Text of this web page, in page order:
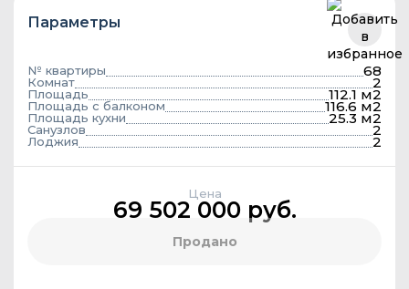
Параметры
№ квартиры 68
Комнат 2
Площадь 112.1 м2
Площадь с балконом 116.6 м2
Площадь кухни 25.3 м2
Санузлов 2
Лоджия 2
Цена
69 502 000 руб.
Продано